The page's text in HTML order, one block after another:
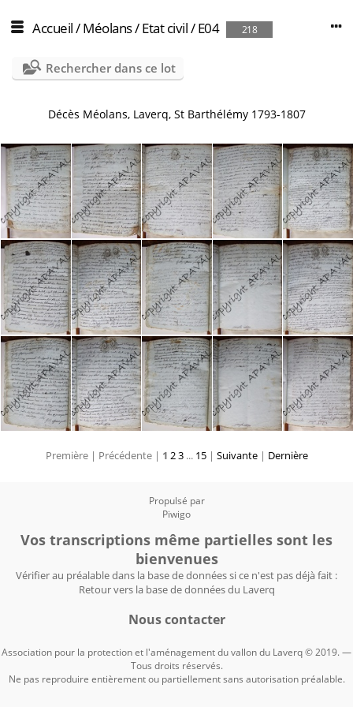
Accueil/Méolans/Etat civil/E04 218
Rechercher dans ce lot
Décès Méolans, Laverq, St Barthélémy 1793-1807
Première | Précédente | 1 23... 15 | Suivante | Dernière
Propulsé par
Piwigo
Vos transcriptions même partielles sont les
bienvenues
Vérifier au préalable dans la base de données si ce n'est pas déjà fait :
Retour vers la base de données du Laverq
Nous contacter
Association pour la protection et l'aménagement du vallon du Laverq © 2019. —
Tous droits réservés.
Ne pas reproduire entièrement ou partiellement sans autorisation préalable.